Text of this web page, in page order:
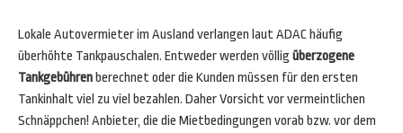
Lokale Autovermieter im Ausland verlangen laut ADAC häufig
überhöhte Tankpauschalen. Entweder werden völligüberzogene
Tankgebührenberechnet oder die Kunden müssen für den ersten
Tankinhalt viel zu viel bezahlen. Daher Vorsicht vor vermeintlichen
Schnäppchen! Anbieter, die die Mietbedingungen vorab bzw. vor dem